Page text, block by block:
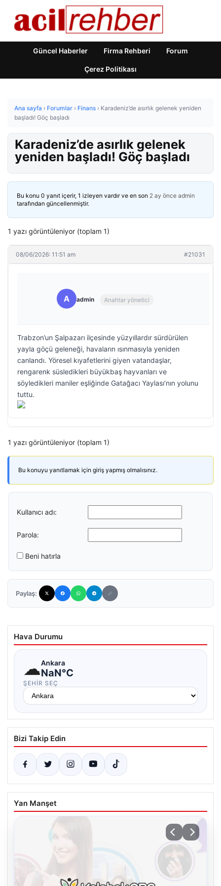
Güncel Haberler Firma Rehberi Forum
Çerez Politikası
Ana sayfa › Forumlar › Finans › Karadeniz’de asırlık gelenek yeniden
başladı! Göç başladı
Karadeniz’de asırlık gelenek
yeniden başladı! Göç başladı
Bu konu 0 yanıt içerir, 1 izleyen vardır ve en son 2 ay önce admin
tarafından güncellenmiştir.
1 yazı görüntüleniyor (toplam 1)
08/06/2026: 11:51 am #21031
A admin Anahtar yönetici
Trabzon’un Şalpazarı ilçesinde yüzyıllardır sürdürülen
yayla göçü geleneği, havaların ısınmasıyla yeniden
canlandı. Yöresel kıyafetlerini giyen vatandaşlar,
rengarenk süsledikleri büyükbaş hayvanları ve
söyledikleri maniler eşliğinde Gatağacı Yaylası’nın yolunu
tuttu.
1 yazı görüntüleniyor (toplam 1)
Bu konuyu yanıtlamak için giriş yapmış olmalısınız.
Kullanıcı adı:
Parola:
Beni hatırla
Paylaş:
Hava Durumu
☁Ankara
NaN°C
ŞEHIR SEÇ
Bizi Takip Edin
Yan Manşet